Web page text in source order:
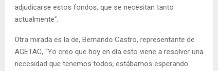
adjudicarse estos fondos, que se necesitan tanto
actualmente”.
Otra mirada es la de, Bernando Castro, representante de
AGETAC, “Yo creo que hoy en día esto viene a resolver una
necesidad que tenemos todos, estábamos esperando